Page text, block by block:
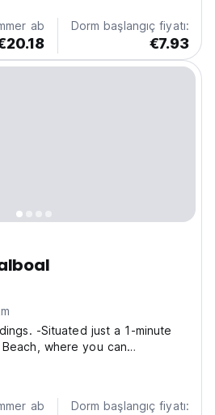
ab Dorm başlangıç fiyatı:
€7.93
-Situated just a 1-minute
where you can
town center and the main
distance to White Beach -
ab Dorm başlangıç fiyatı: